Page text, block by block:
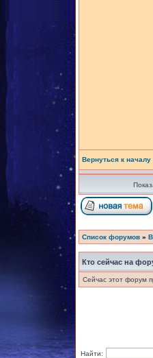
Вернуться к началу
Список форумов »
Кто сейчас на
Сейчас этот форум
Найти: